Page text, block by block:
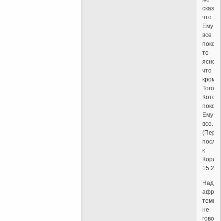
что
Ему
все
то
ясно,
что
кроме
Того,
Ему
все.
к
15:27)
Над
не
говоря